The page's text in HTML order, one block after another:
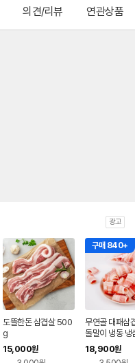
의견/리뷰 연관상품
광고
도뜰한돈 삼겹살 500
g
15,000원
구매 840+
무연골 대패삼
돌말이 냉동 냉
삼겹살
18,900원